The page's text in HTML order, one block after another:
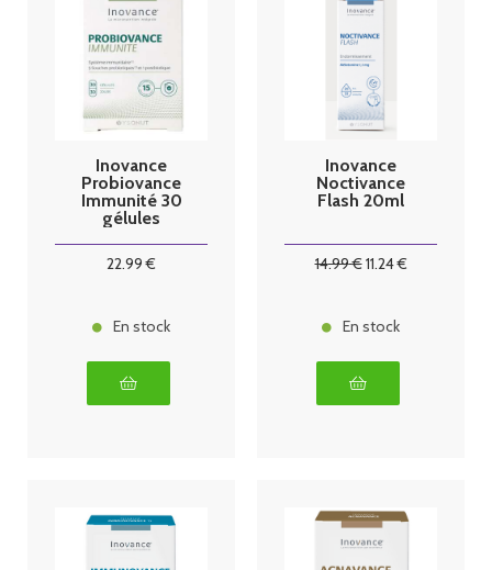
Inovance
Probiovance
Immunité 30
gélules
22.99 €
En stock
Inovance
Noctivance
Flash 20ml
14.99€11.24€
En stock